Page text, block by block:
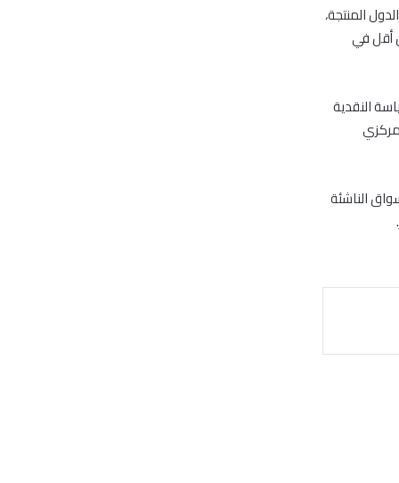
المنتجة،
أقل في
النقدية
الناشئة